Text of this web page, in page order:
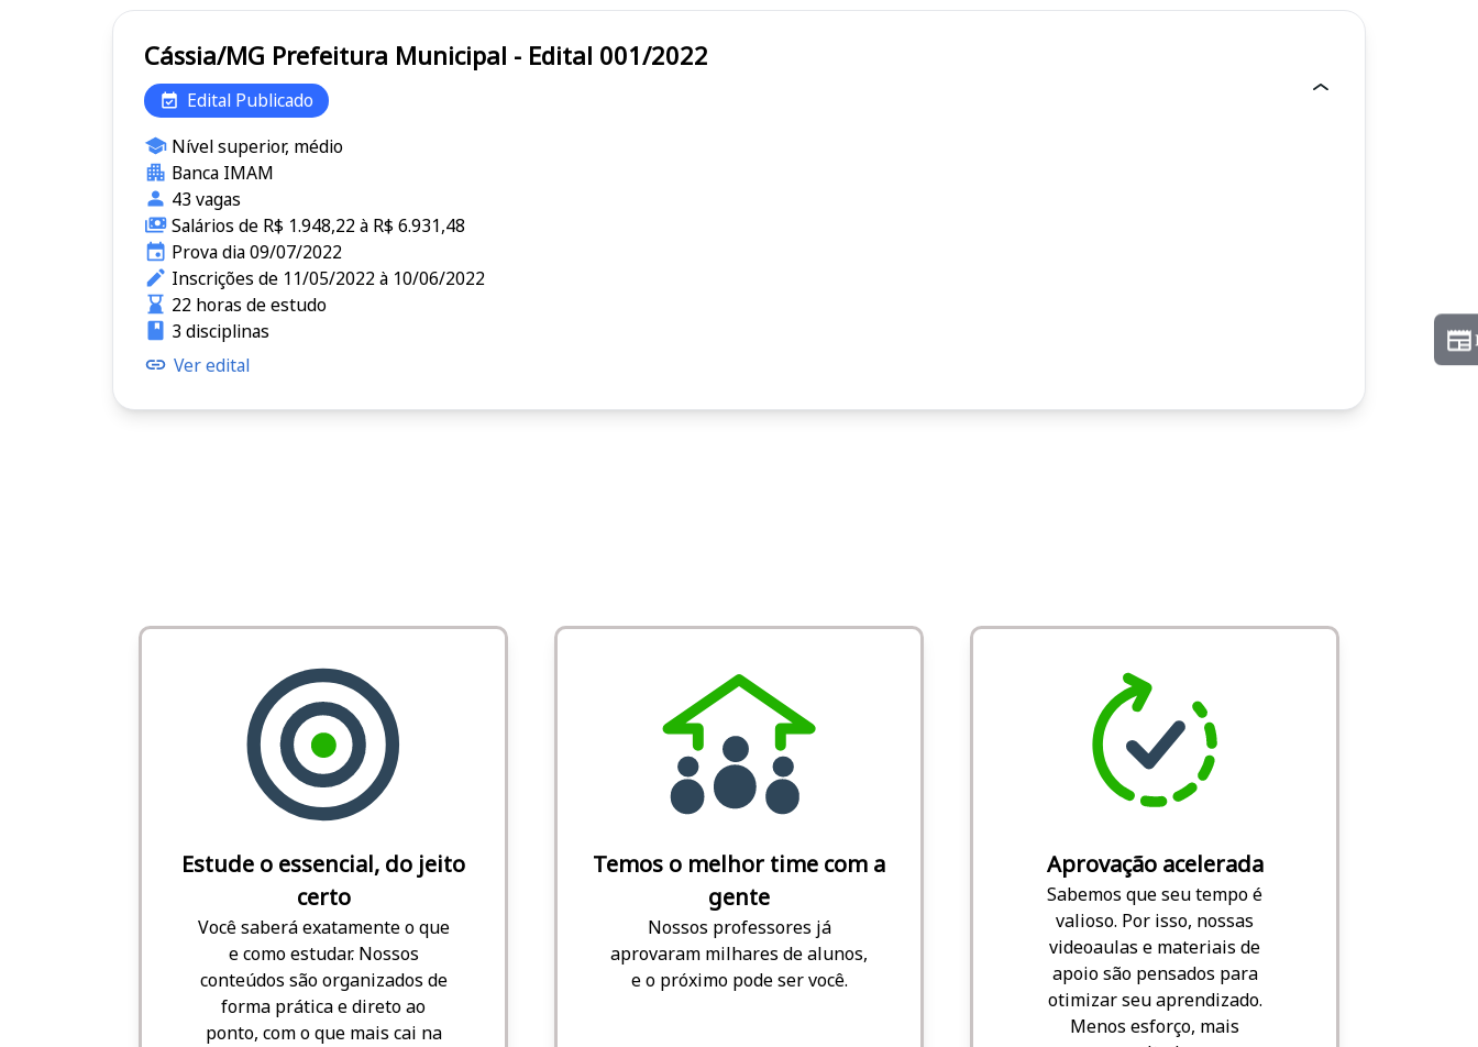
Cássia/MG Prefeitura Municipal - Edital 001/2022
Edital Publicado
Nível superior, médio
Banca IMAM
43 vagas
Salários de R$ 1.948,22 à R$ 6.931,48
Prova dia 09/07/2022
Inscrições de 11/05/2022 à 10/06/2022
22 horas de estudo
3 disciplinas
Ver edital
Estude o essencial, do jeito
certo
Você saberá exatamente o que
e como estudar. Nossos
conteúdos são organizados de
forma prática e direto ao
ponto, com o que mais cai na
Temos o melhor time com a
gente
Nossos professores já
aprovaram milhares de alunos,
e o próximo pode ser você.
Aprovação acelerada
Sabemos que seu tempo é
valioso. Por isso, nossas
videoaulas e materiais de
apoio são pensados para
otimizar seu aprendizado.
Menos esforço, mais